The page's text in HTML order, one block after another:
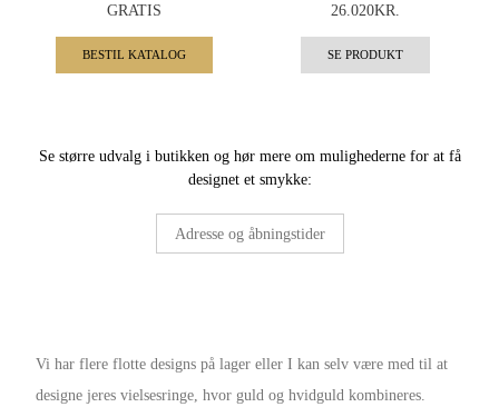
Vi har flere flotte designs på lager eller I kan selv være med til at
designe jeres vielsesringe, hvor guld og hvidguld kombineres.
GRATIS
BESTIL KATALOG
26.020KR.
SE PRODUKT
Se større udvalg i butikken og hør mere om mulighederne for at få
designet et smykke:
Adresse og åbningstider